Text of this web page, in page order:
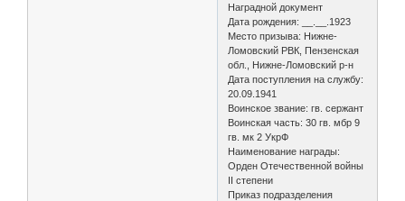
Наградной документ
Дата рождения: __.__.1923
Место призыва: Нижне-
Ломовский РВК, Пензенская
обл., Нижне-Ломовский р-н
Дата поступления на службу:
20.09.1941
Воинское звание: гв. сержант
Воинская часть: 30 гв. мбр 9
гв. мк 2 УкрФ
Наименование награды:
Орден Отечественной войны
II степени
Приказ подразделения